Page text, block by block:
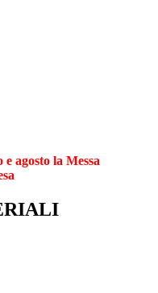
agosto la Messa